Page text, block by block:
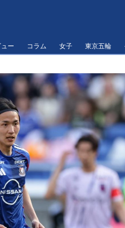
ー コラム 女子 東京五輪